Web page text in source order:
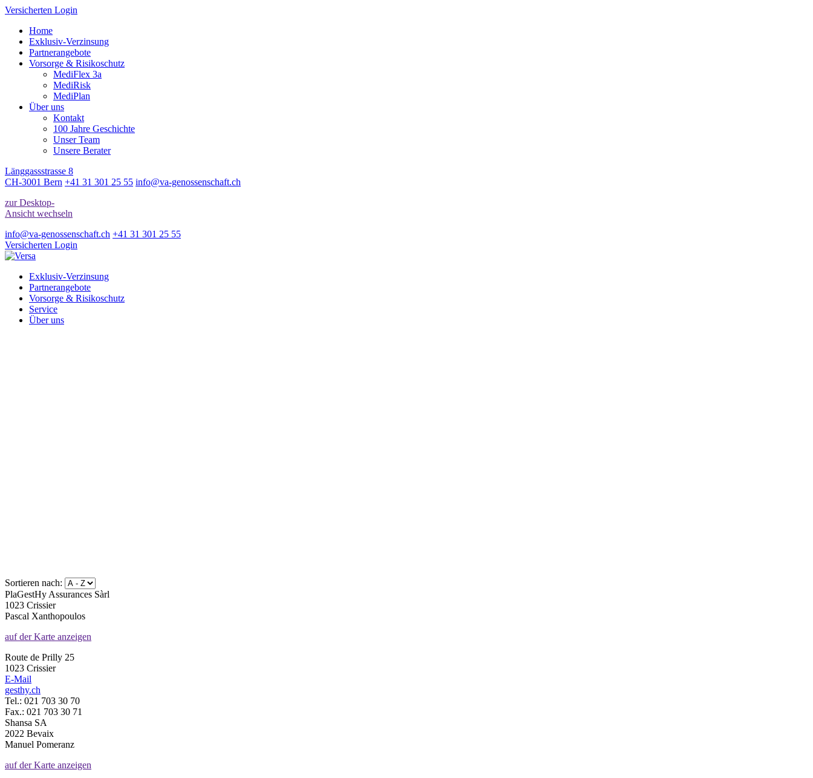
Versicherten Login
Home
Exklusiv-Verzinsung
Partnerangebote
Vorsorge & Risikoschutz
MediFlex 3a
MediRisk
MediPlan
Über uns
Kontakt
100 Jahre Geschichte
Unser Team
Unsere Berater
Länggassstrasse 8
CH-3001 Bern +41 31 301 25 55 info@va-genossenschaft.ch
zur Desktop-
Ansicht wechseln
info@va-genossenschaft.ch +41 31 301 25 55
Versicherten Login
Exklusiv-Verzinsung
Partnerangebote
Vorsorge & Risikoschutz
Service
Über uns
Sortieren nach:
PlaGestHy Assurances Sàrl
1023 Crissier
Pascal Xanthopoulos
auf der Karte anzeigen
Route de Prilly 25
1023 Crissier
E-Mail
gesthy.ch
Tel.: 021 703 30 70
Fax.: 021 703 30 71
Shansa SA
2022 Bevaix
Manuel Pomeranz
auf der Karte anzeigen